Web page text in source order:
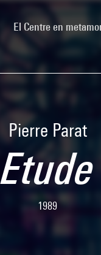
El Centre en
Pierre Parat
Etude
1989